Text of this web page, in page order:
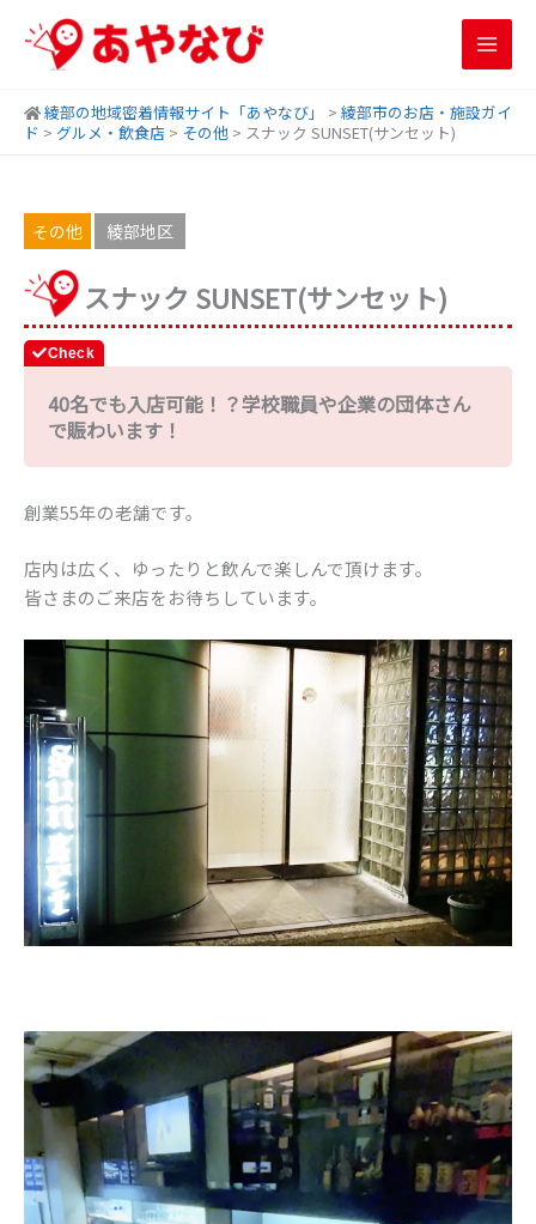
綾部の地域密着情報サイト「あやなび」 > 綾部市のお店・施設ガイ
ド > グルメ・飲食店 > その他 > スナック SUNSET(サンセット)
その他 綾部地区
スナック SUNSET(サンセット)
40名でも入店可能！？学校職員や企業の団体さん
で賑わいます！
創業55年の老舗です。
店内は広く、ゆったりと飲んで楽しんで頂けます。
皆さまのご来店をお待ちしています。